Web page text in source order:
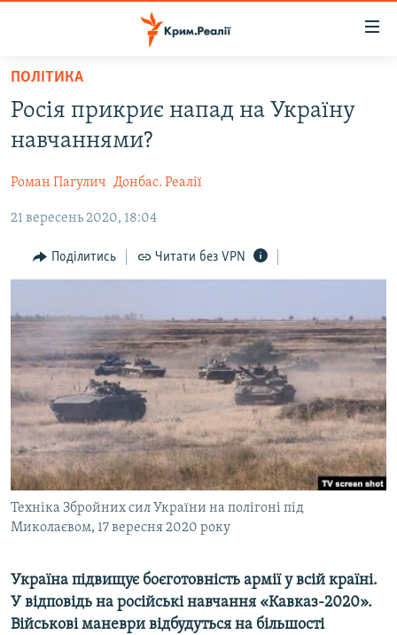
Перейти
основного
матеріалу
до
навігації
Перейти
ВОДА.КРИМ
ПОЛІТИКА
БЛОГИ
ПОГЛЯД
ВСЕ ЗА ДЕНЬ
СПЕЦПРОЕКТИ
ДЕПОРТАЦІЯ
ВІДЕОУРОКИ «ELIFBE»
СВІДЧЕННЯ ОКУПАЦІЇ
УКРАЇНСЬКА ПРОБЛЕМА КРИМУ
ІНФОГРАФІКА
ЯК ОБІЙТИ БЛОКУВАННЯ
Русский
Qırımtatar
ДОЛУЧАЙСЯ!
Усі сайти RFE/RL
ПОЛІТИКА
Росія прикриє напад на Україну
навчаннями?
Роман Пагулич Донбас. Реалії
21 вересень 2020, 18:04
Поділитись Читати без VPN
Техніка Збройних сил України на полігоні під
Миколаєвом, 17 вересня 2020 року
Україна підвищує боєготовність армії у всій країні.
У відповідь на російські навчання «Кавказ-2020».
Військові маневри відбудуться на більшості